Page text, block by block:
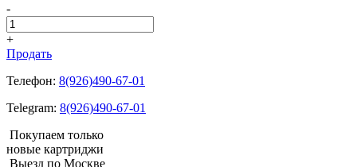
-
+
Продать
Телефон: 8(926)490-67-01
Telegram: 8(926)490-67-01
Покупаем только
новые картриджи
Выезд по Москве